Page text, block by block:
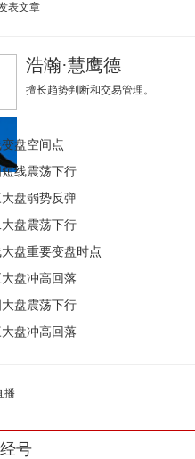
表文章
浩瀚·慧鹰德
擅长趋势判断和交易管理。
盘空间点
线震荡下行
大盘弱势反弹
大盘震荡下行
盘重要变盘时点
盘冲高回落
大盘震荡下行
盘冲高回落
播
号